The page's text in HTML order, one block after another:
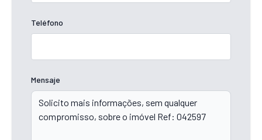
Teléfono
Mensaje